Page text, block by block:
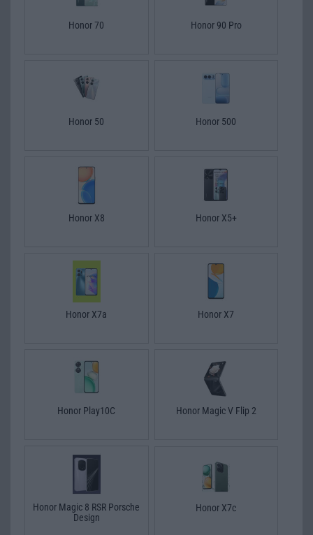
Honor 70 Honor 90 Pro
Honor 50 Honor 500
Honor X8 Honor X5+
Honor X7a Honor X7
Honor Play10C Honor Magic V Flip 2
Honor Magic 8 RSR Porsche
Design
Honor X7c